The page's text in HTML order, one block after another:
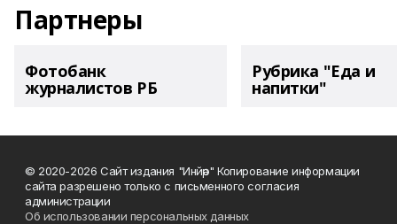
Партнеры
Фотобанк
журналистов РБ
Рубрика "Еда и
напитки"
© 2020-2026 Сайт издания "Инйәр" Копирование информации
сайта разрешено только с письменного согласия
администрации
Об использовании персональных данных